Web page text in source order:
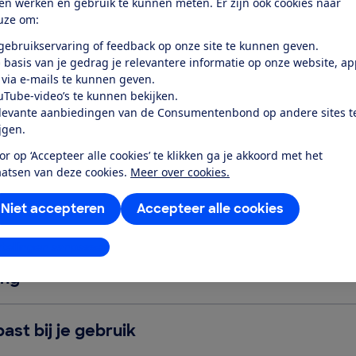
om:
of feedback op onze site te kunnen geven.
basis van je gedrag je relevantere informatie op onze website,
e-mails te kunnen geven.
video’s te kunnen bekijken.
aanbiedingen van de Consumentenbond op andere sites
op ‘Accepteer alle cookies’ te klikken ga je akkoord met het
van deze cookies. Meer over cookies.
Accepteer alle cookies
Niet accepteren
aanpassen
zijn de afgelopen dagen veel vaker gedownload.
meer onderdelen dan alleen de prijs. Er zijn apps die
Maar let ook op het gebruiksgemak, handige
en de dekking in regio’s en garages waar je wilt
tips
per uur, een vast bedrag per maand of een combinatie?
snel oplopen bij hogere parkeeruurtarieven en
er meerdere betalingsmogelijkheden?
bij je gebruik